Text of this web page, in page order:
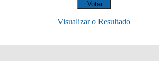
Visualizar o Resultado